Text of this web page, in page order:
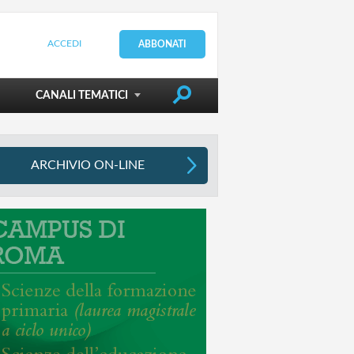
ACCEDI ABBONATI
DIRIGERE LA SCUOLA
CANALI TEMATICI
ARCHIVIO ON-LINE